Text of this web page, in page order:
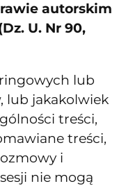
autorskim
U. Nr 90,
lub
lub jakakolwiek
treści,
treści,
i
nie mogą